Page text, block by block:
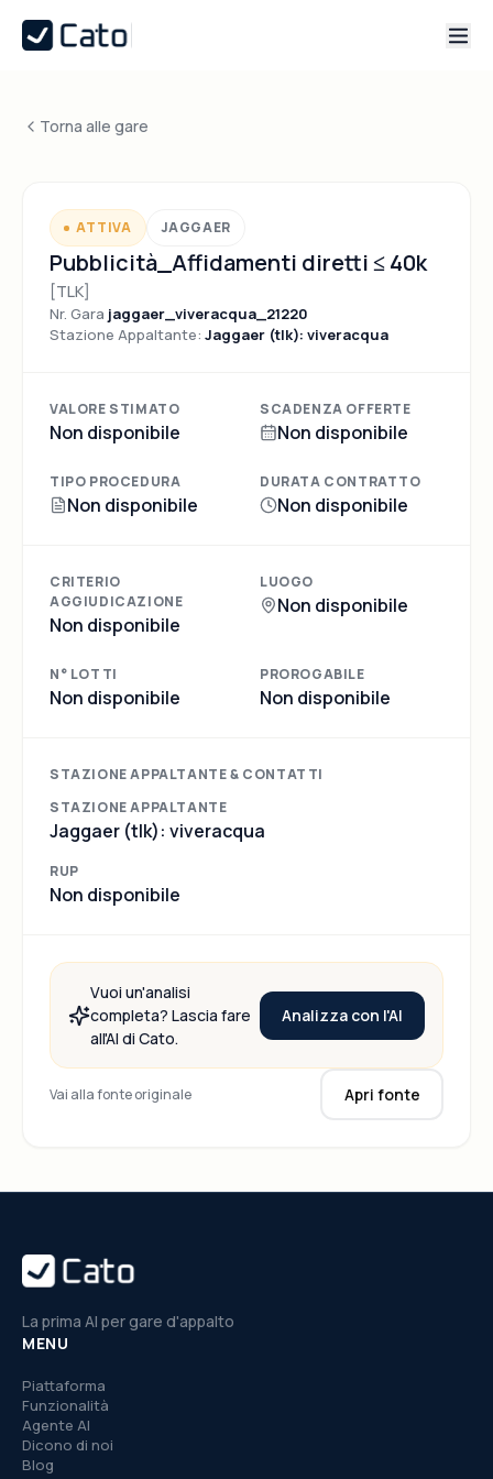
Torna alle gare
ATTIVA JAGGAER
Pubblicità_Affidamenti diretti ≤ 40k
[TLK]
Nr. Gara jaggaer_viveracqua_21220
Stazione Appaltante: Jaggaer (tlk): viveracqua
VALORE STIMATO
Non disponibile
SCADENZA OFFERTE
Non disponibile
TIPO PROCEDURA
Non disponibile
DURATA CONTRATTO
Non disponibile
CRITERIO
AGGIUDICAZIONE
Non disponibile
LUOGO
Non disponibile
N° LOTTI
Non disponibile
PROROGABILE
Non disponibile
STAZIONE APPALTANTE & CONTATTI
STAZIONE APPALTANTE
Jaggaer (tlk): viveracqua
RUP
Non disponibile
Vuoi un'analisi
completa? Lascia fare
all'AI di Cato.
Analizza con l'AI
Vai alla fonte originale Apri fonte
La prima AI per gare d'appalto
MENU
Piattaforma
Funzionalità
Agente AI
Dicono di noi
Blog